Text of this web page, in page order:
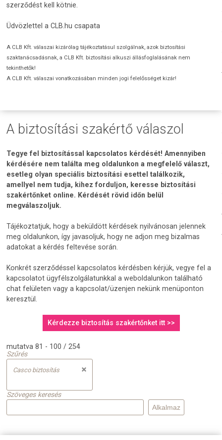
szerződést kell kötnie.
Üdvözlettel a CLB.hu csapata
A CLB Kft. válaszai kizárólag tájékoztatásul szolgálnak, azok biztosítási
szaktanácsadásnak, a CLB Kft. biztosítási alkuszi állásfoglalásának nem
tekinthetők!
A CLB Kft. válaszai vonatkozásában minden jogi felelősséget kizár!
A biztosítási szakértő válaszol
Tegye fel biztosítással kapcsolatos kérdését! Amennyiben
kérdésére nem találta meg oldalunkon a megfelelő választ,
esetleg olyan speciális biztosítási esettel találkozik,
amellyel nem tudja, kihez forduljon, keresse biztosítási
szakértőnket online. Kérdését rövid időn belül
megválaszoljuk.
Tájékoztatjuk, hogy a beküldött kérdések nyilvánosan jelennek
meg oldalunkon, így javasoljuk, hogy ne adjon meg bizalmas
adatokat a kérdés feltevése során.
Konkrét szerződéssel kapcsolatos kérdésben kérjük, vegye fel a
kapcsolatot ügyfélszolgálatunkkal a weboldalunkon található
chat felületen vagy a kapcsolat/üzenjen nekünk menüponton
keresztül.
Kérdezze biztosítás szakértőnket itt >>
mutatva 81 - 100 / 254
Szűrés
Casco biztosítás
Szöveges keresés